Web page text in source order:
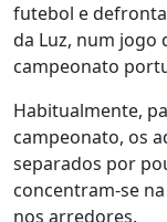
futebol e
da Luz, num jogo
campeonato
Habitualmente,
campeonato, os
separados por
concentram-se
nos arredores.